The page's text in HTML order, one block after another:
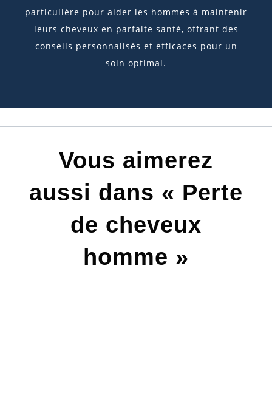
particulière pour aider les hommes à maintenir
leurs cheveux en parfaite santé, offrant des
conseils personnalisés et efficaces pour un
soin optimal.
Vous aimerez
aussi dans « Perte
de cheveux
homme »